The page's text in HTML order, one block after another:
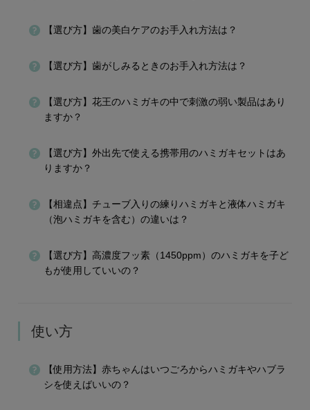
【選び方】歯の美白ケアのお手入れ方法は？
【選び方】歯がしみるときのお手入れ方法は？
【選び方】花王のハミガキの中で刺激の弱い製品はあり
ますか？
【選び方】外出先で使える携帯用のハミガキセットはあ
りますか？
【相違点】チューブ入りの練りハミガキと液体ハミガキ
（泡ハミガキを含む）の違いは？
【選び方】高濃度フッ素（1450ppm）のハミガキを子ど
もが使用していいの？
使い方
【使用方法】赤ちゃんはいつごろからハミガキやハブラ
シを使えばいいの？